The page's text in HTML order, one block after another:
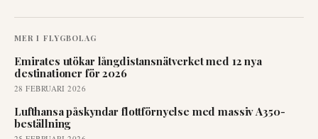
MER I FLYGBOLAG
Emirates utökar långdistansnätverket med 12 nya
destinationer för 2026
28 FEBRUARI 2026
Lufthansa påskyndar flottförnyelse med massiv A350-
beställning